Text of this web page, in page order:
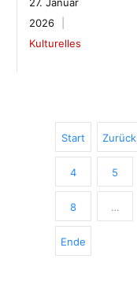
27. Januar
2026
Kulturelles
Start Zurück
4 5
8 …
Ende